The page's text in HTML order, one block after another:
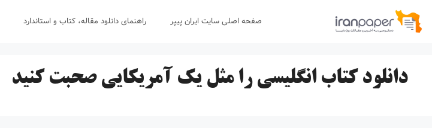
پرش
صفحه اصلی سایت ایران پیپر راهنمای دانلود مقاله، کتاب و استاندارد
دانلود کتاب انگلیسی را مثل یک آمریکایی صحبت کنید